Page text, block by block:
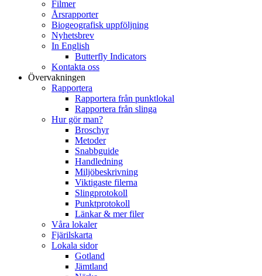
Filmer
Årsrapporter
Biogeografisk uppföljning
Nyhetsbrev
In English
Butterfly Indicators
Kontakta oss
Övervakningen
Rapportera
Rapportera från punktlokal
Rapportera från slinga
Hur gör man?
Broschyr
Metoder
Snabbguide
Handledning
Miljöbeskrivning
Viktigaste filerna
Slingprotokoll
Punktprotokoll
Länkar & mer filer
Våra lokaler
Fjärilskarta
Lokala sidor
Gotland
Jämtland